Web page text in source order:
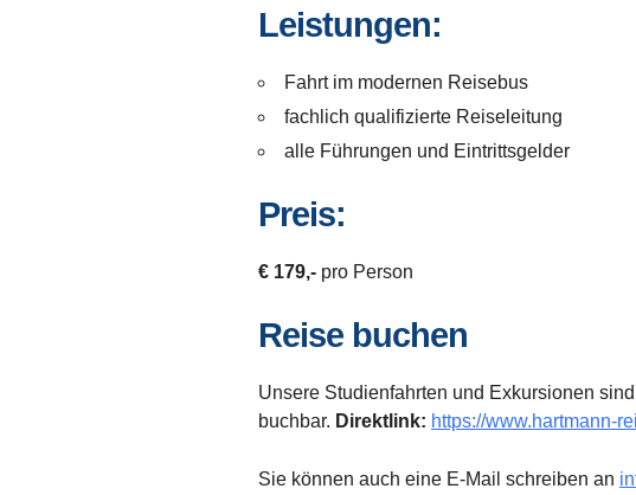
Leistungen:
Fahrt im modernen Reisebus
fachlich qualifizierte Reiseleitung
alle Führungen und Eintrittsgelder
Preis:
€ 179,- pro Person
Reise buchen
Unsere Studienfahrten und Exkursionen
buchbar. Direktlink: https://www.hartmann-
Sie können auch eine E-Mail schreiben an